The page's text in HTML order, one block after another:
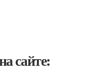
сайте: